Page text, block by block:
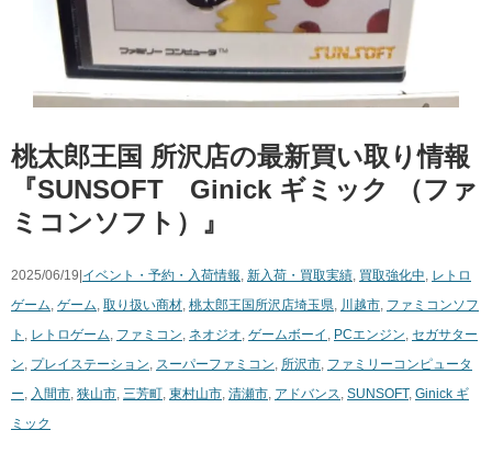
桃太郎王国 所沢店の最新買い取り情報
『SUNSOFT Ginick ギミック （ファ
ミコンソフト）』
2025/06/19| イベント・予約・入荷情報, 新入荷・買取実績, 買取強化中, レトロ
ゲーム, ゲーム, 取り扱い商材, 桃太郎王国所沢店埼玉県, 川越市, ファミコンソフ
ト , レトロゲーム, ファミコン, ネオジオ, ゲームボーイ , PCエンジン, セガサター
ン, プレイステーション, スーパーファミコン, 所沢市, ファミリーコンピュータ
ー, 入間市, 狭山市, 三芳町, 東村山市, 清瀬市, アドバンス, SUNSOFT, Ginick ギ
ミック